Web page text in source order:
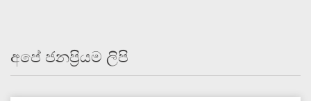
අපේ ජනප්‍රියම ලිපි